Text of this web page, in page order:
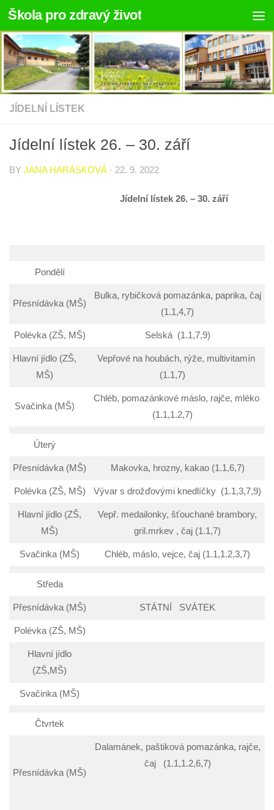
Skip to content
Škola pro zdravý život
JÍDELNÍ LÍSTEK
Jídelní lístek 26. – 30. září
BY JANA HARÁSKOVÁ · 22. 9. 2022
Jídelní lístek 26. – 30. září
Pondělí
Přesnídávka (MŠ)
Bulka, rybičková pomazánka, paprika, čaj
(1.1,4,7)
Polévka (ZŠ, MŠ) Selská (1.1,7,9)
Hlavní jídlo (ZŠ,
MŠ)
Vepřové na houbách, rýže, multivitamín
(1.1,7)
Svačinka (MŠ)
Chléb, pomazánkové máslo, rajče, mléko
(1.1,1.2,7)
Úterý
Přesnídávka (MŠ) Makovka, hrozny, kakao (1.1,6,7)
Polévka (ZŠ, MŠ) Vývar s drožďovými knedlíčky (1.1,3,7,9)
Hlavní jídlo (ZŠ,
MŠ)
Vepř. medailonky, šťouchané brambory,
gril.mrkev , čaj (1.1,7)
Svačinka (MŠ) Chléb, máslo, vejce, čaj (1.1,1.2,3,7)
Středa
Přesnídávka (MŠ) STÁTNÍ SVÁTEK
Polévka (ZŠ, MŠ)
Hlavní jídlo
(ZŠ,MŠ)
Svačinka (MŠ)
Čtvrtek
Přesnídávka (MŠ)
Dalamánek, paštiková pomazánka, rajče,
čaj (1.1,1.2,6,7)